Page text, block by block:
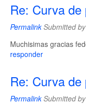
Re: Curva de
PermalinkSubmitted by
Muchisimas gracias
responder
Re: Curva de
PermalinkSubmitted by